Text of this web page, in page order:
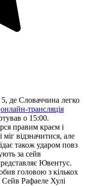
де Словаччина легко
онлайн-трансляція
о 15:00.
правим краєм і
відзначитися, але
також ударом повз
за сейв
Ювентус.
головою з кількох
Сейв Рафаеле Хулі